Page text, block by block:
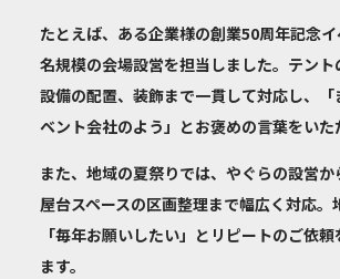
たとえば、ある企業様の創業50周年記念
名規模の会場設営を担当しました。テン
設備の配置、装飾まで一貫して対応し、「
ベント会社のよう」とお褒めの言葉をいた
また、地域の夏祭りでは、やぐらの設営か
屋台スペースの区画整理まで幅広く対応。
「毎年お願いしたい」とリピートのご依
ます。